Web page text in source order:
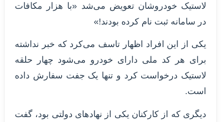
لاستیک خودروشان تعویض می‌شد «با هزار مکافات
در سامانه ثبت نام کرده‌ بودند!»
یکی از این افراد اظهار تاسف می‌کرد که خبر نداشته
برای هر کد ملی دارای خودرو می‌شود چهار حلقه
لاستیک درخواست کرد و تنها یک جفت سفارش داده
است.
دیگری که از کارکنان یکی از نهادهای دولتی بود، گفت